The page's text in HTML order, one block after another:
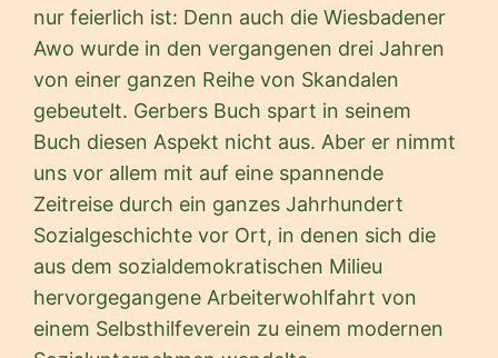
nur feierlich ist: Denn auch die Wiesbadener
Awo wurde in den vergangenen drei Jahren
von einer ganzen Reihe von Skandalen
gebeutelt. Gerbers Buch spart in seinem
Buch diesen Aspekt nicht aus. Aber er nimmt
uns vor allem mit auf eine spannende
Zeitreise durch ein ganzes Jahrhundert
Sozialgeschichte vor Ort, in denen sich die
aus dem sozialdemokratischen Milieu
hervorgegangene Arbeiterwohlfahrt von
einem Selbsthilfeverein zu einem modernen